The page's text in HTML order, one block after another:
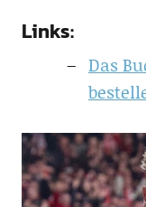
Links:
Das